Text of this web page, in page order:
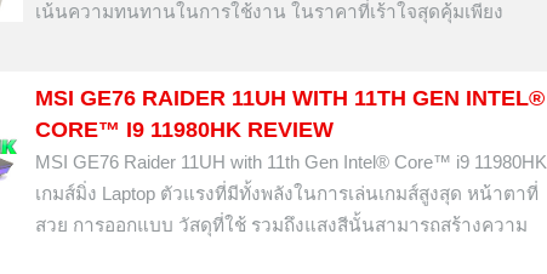
เน้นความทนทานในการใช้งาน ในราคาที่เร้าใจสุดคุ้มเพียง
MSI GE76 RAIDER 11UH WITH 11TH GEN INTEL®
CORE™ I9 11980HK REVIEW
MSI GE76 Raider 11UH with 11th Gen Intel® Core™ i9 11980HK
เกมส์มิ่ง Laptop ตัวแรงที่มีทั้งพลังในการเล่นเกมส์สูงสุด หน้าตาที่
สวย การออกแบบ วัสดุที่ใช้ รวมถึงแสงสีนั้นสามารถสร้างความ